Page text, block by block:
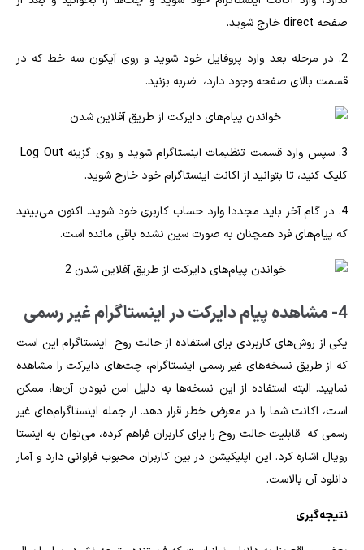
صفحه direct خارج شوید.
2. در مرحله بعد وارد پروفایل خود شوید و روی آیکون سه خط که در
قسمت بالای صفحه وجود دارد، ضربه بزنید.
3.
سپس وارد قسمت تنظیمات اینستاگرام شوید و روی گزینه Log Out
کلیک کنید، تا بتوانید از اکانت اینستاگرام خود خارج شوید.
4. در گام آخر باید مجددا وارد حساب کاربری خود شوید. اکنون می‌بینید
که پیام‌های فرد همچنان به صورت سین نشده باقی مانده است.
4- مشاهده پیام دایرکت در اینستاگرام غیر رسمی
یکی از روش‌های کاربردی برای استفاده از حالت روح اینستاگرام این است
که از طریق نسخه‌های غیر رسمی اینستاگرام، چت‌های دایرکت را مشاهده
نمایید. البته استفاده از این نسخه‌ها به دلیل امن نبودن آن‌ها، ممکن
است، اکانت شما را در معرض خطر قرار دهد. از جمله اینستاگرام‌های غیر
رسمی که قابلیت حالت روح را برای کاربران فراهم کرده، می‌توان به اینستا
رویال اشاره کرد. این اپلیکیشن در بین کاربران محبوب فراوانی دارد و آمار
دانلود آن بالاست.
نتیجه‌گیری